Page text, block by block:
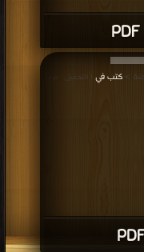
كتب في
| التحميل : مرة/